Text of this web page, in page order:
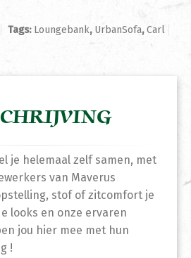
Tags: Loungebank, UrbanSofa,Carl
je helemaal zelf samen, met
van Maverus
stof of zitcomfort je
looks en onze ervaren
jou hier mee met hun
!